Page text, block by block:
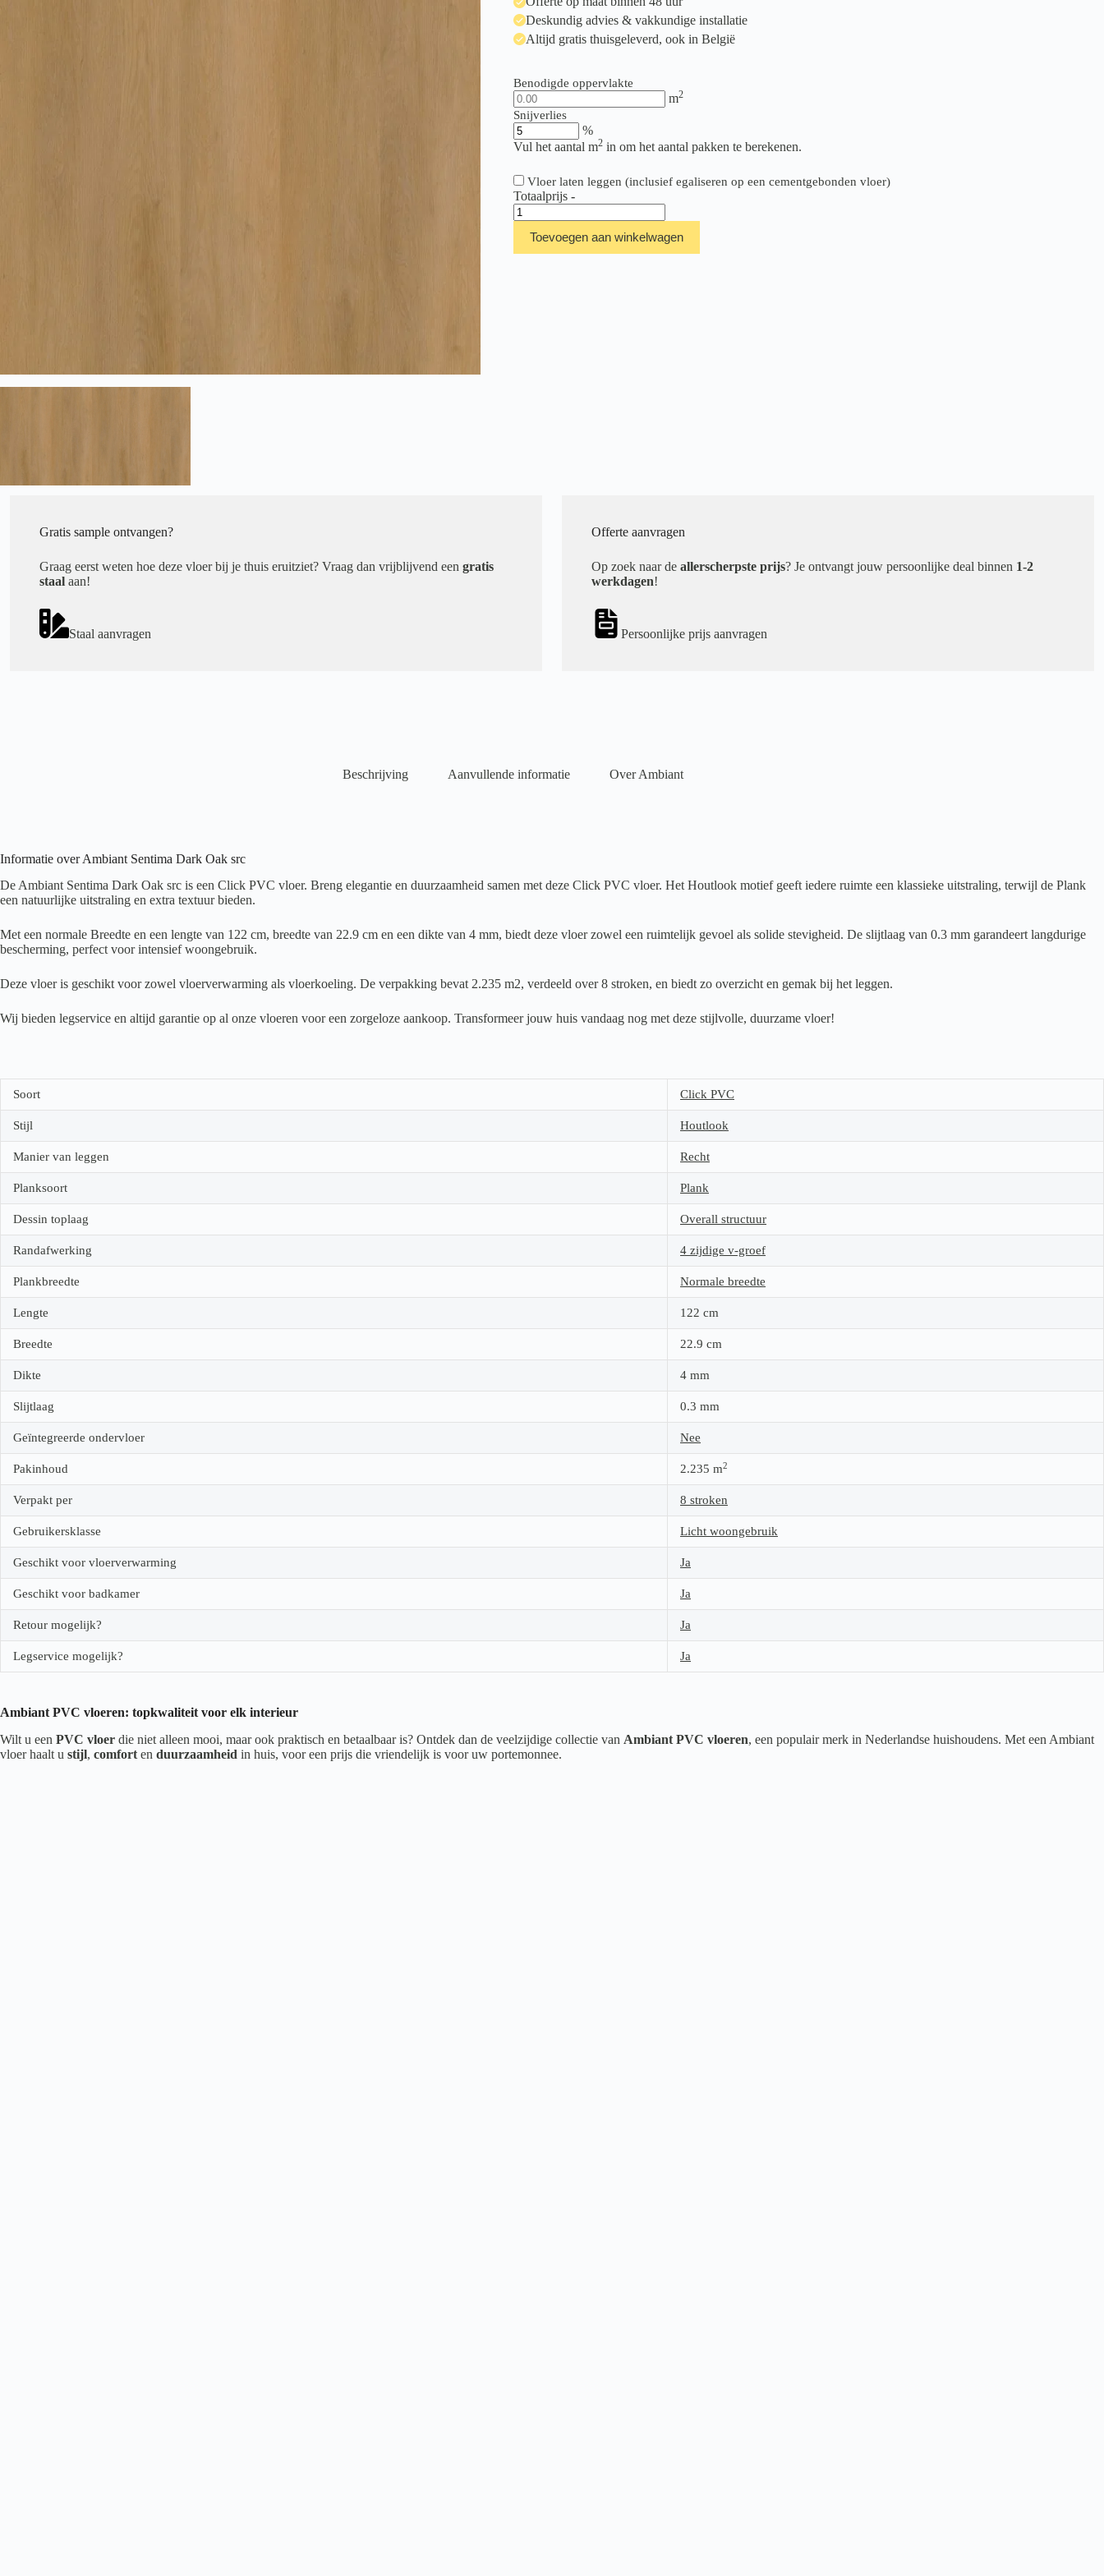
Deskundig advies & vakkundige installatie
Altijd gratis thuisgeleverd, ook in België
Benodigde oppervlakte
m2
Snijverlies
%
Vul het aantal m2in om het aantal pakken te berekenen.
Vloer laten leggen (inclusief egaliseren op een cementgebonden vloer)
Totaalprijs -
Ambiant
Sentima
Dark
Oak
Toevoegen aan winkelwagen
Gratis sample ontvangen?
Graag eerst weten hoe deze vloer bij je thuis eruitziet? Vraag dan vrijblijvend een gratis
staal aan!
Staal aanvragen
Offerte aanvragen
Op zoek naar de allerscherpste prijs? Je ontvangt jouw persoonlijke deal binnen 1-2
werkdagen!
Persoonlijke prijs aanvragen
Beschrijving Aanvullende informatie Over Ambiant
Informatie over Ambiant Sentima Dark Oak src
De Ambiant Sentima Dark Oak src is een Click PVC vloer. Breng elegantie en duurzaamheid samen met deze Click PVC vloer. Het Houtlook motief geeft iedere ruimte een klassieke uitstraling, terwijl de Plank
een natuurlijke uitstraling en extra textuur bieden.
Met een normale Breedte en een lengte van 122 cm, breedte van 22.9 cm en een dikte van 4 mm, biedt deze vloer zowel een ruimtelijk gevoel als solide stevigheid. De slijtlaag van 0.3 mm garandeert langdurige
bescherming, perfect voor intensief woongebruik.
Deze vloer is geschikt voor zowel vloerverwarming als vloerkoeling. De verpakking bevat 2.235 m2, verdeeld over 8 stroken, en biedt zo overzicht en gemak bij het leggen.
Wij bieden legservice en altijd garantie op al onze vloeren voor een zorgeloze aankoop. Transformeer jouw huis vandaag nog met deze stijlvolle, duurzame vloer!
Soort Click PVC
Stijl Houtlook
Manier van leggen Recht
Planksoort Plank
Dessin toplaag Overall structuur
Randafwerking 4 zijdige v-groef
Plankbreedte Normale breedte
Lengte 122 cm
Breedte 22.9 cm
Dikte 4 mm
Slijtlaag 0.3 mm
Geïntegreerde ondervloer Nee
Pakinhoud 2.235 m2
Verpakt per 8 stroken
Gebruikersklasse Licht woongebruik
Geschikt voor vloerverwarming Ja
Geschikt voor badkamer Ja
Retour mogelijk? Ja
Legservice mogelijk? Ja
Ambiant PVC vloeren: topkwaliteit voor elk interieur
Wilt u een PVC vloer die niet alleen mooi, maar ook praktisch en betaalbaar is? Ontdek dan de veelzijdige collectie van Ambiant PVC vloeren, een populair merk in Nederlandse huishoudens. Met een Ambiant
vloer haalt u stijl, comfort en duurzaamheid in huis, voor een prijs die vriendelijk is voor uw portemonnee.